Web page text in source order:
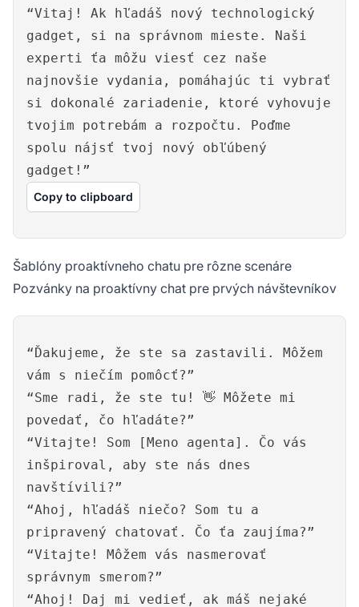
“Vitaj! Ak hľadáš nový technologický
gadget, si na správnom mieste. Naši
experti ťa môžu viesť cez naše
najnovšie vydania, pomáhajúc ti vybrať
si dokonalé zariadenie, ktoré vyhovuje
tvojim potrebám a rozpočtu. Poďme
spolu nájsť tvoj nový obľúbený
gadget!”
Copy to clipboard
Šablóny proaktívneho chatu pre rôzne scenáre
Pozvánky na proaktívny chat pre prvých návštevníkov
“Ďakujeme, že ste sa zastavili. Môžem
vám s niečím pomôcť?”
“Sme radi, že ste tu! 👋 Môžete mi
povedať, čo hľadáte?”
“Vitajte! Som [Meno agenta]. Čo vás
inšpiroval, aby ste nás dnes
navštívili?”
“Ahoj, hľadáš niečo? Som tu a
pripravený chatovať. Čo ťa zaujíma?”
“Vitajte! Môžem vás nasmerovať
správnym smerom?”
“Ahoj! Daj mi vedieť, ak máš nejaké